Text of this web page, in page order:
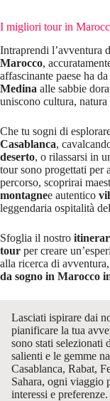
I migliori tour in
Intraprendi l’avventura
Marocco,
affascinante paese ha
Medina alle sabbie
uniscono cultura,
Che tu sogni di
Casablanca,
deserto, o rilassarsi in
tour sono progettati per
percorso, scoprirai
montagnee autentico
leggendaria ospitalità
Sfoglia il nostro
tour per creare
alla ricerca di
da sogno in Marocco
Lasciati ispirare dai
pianificare la tua
sono stati selezionati
salienti e le gemme
Casablanca, Rabat,
Sahara, ogni viaggio
interessi e preferenze.